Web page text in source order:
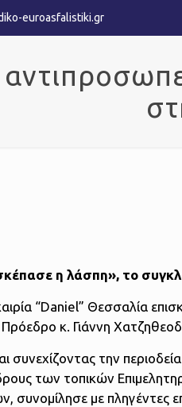
euroasfalistiki.gr
η λάσπη», το
“Daniel” Θεσσαλία
κ. Γιάννη
συνεχίζοντας την
των τοπικών
με πληγέντες